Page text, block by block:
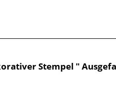
Stempel "